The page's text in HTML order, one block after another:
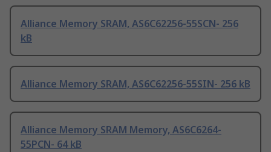
Alliance Memory SRAM, AS6C62256-55SCN- 256
kB
Alliance Memory SRAM, AS6C62256-55SIN- 256 kB
Alliance Memory SRAM Memory, AS6C6264-
55PCN- 64 kB